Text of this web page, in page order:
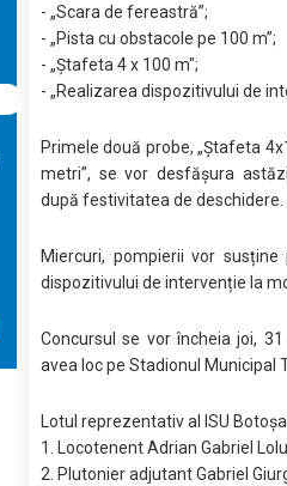
- „Scara de fereastră”;
- „Pista cu obstacole pe 100 m”;
- „Ștafeta 4 x 100 m";
- „Realizarea dispozitivului de
Primele două probe, „Ștafeta
metri”, se vor desfășura
după festivitatea de deschidere.
Miercuri, pompierii vor susține
dispozitivului de intervenție la
Concursul se vor încheia joi,
avea loc pe Stadionul Municipal
Lotul reprezentativ al ISU
1. Locotenent Adrian Gabriel
2. Plutonier adjutant Gabriel